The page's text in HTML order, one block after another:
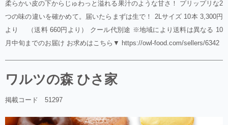
柔らかい皮の下からじゅわっと溢れる果汁のような甘さ！ プリップリな2
つの味の違いを確かめて。届いたらまずは生で！ 2Lサイズ 10本 3,300円
より （送料 660円より） クール代別途 ※地域により送料は異なる 10
月中旬までのお届け お求めはこちら▼ https://owl-food.com/sellers/6342
ワルツの森 ひさ家
掲載コード 51297